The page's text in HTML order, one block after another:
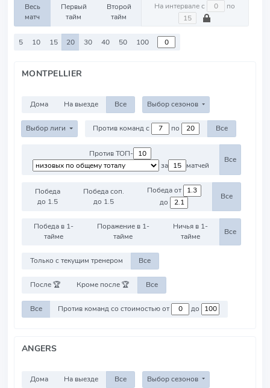
Весь
матч
Первый
тайм
Второй
тайм
На интервале с по
5 10 15 20 30 40 50 100
MONTPELLIER
Дома На выезде Все Выбор сезонов
Выбор лиги Против команд с по Все
Против ТОП-
за
матчей
Все
Победа
до 1.5
Победа соп.
до 1.5
Победа от
до
Все
Победа в 1-
тайме
Поражение в 1-
тайме
Ничья в 1-
тайме
Все
Только с текущим тренером Все
После 🏆 Кроме после 🏆 Все
Все Против команд со стоимостью от до
ANGERS
Дома На выезде Все Выбор сезонов